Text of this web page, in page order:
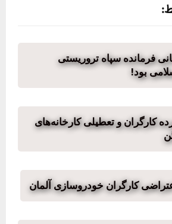
فرمانده سپاه تروریستی
بود!
کارگران و تعطیلی کارخانه‌های
کارگران خودروسازی آلمان